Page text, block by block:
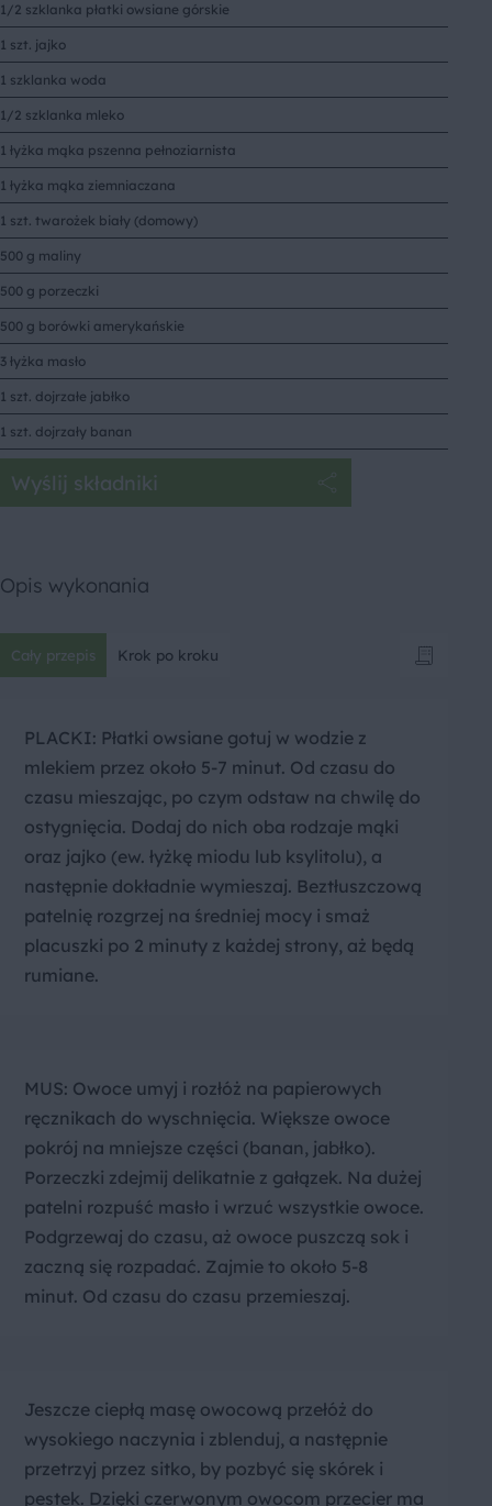
1/2 szklanka płatki owsiane górskie
1 szt. jajko
1 szklanka woda
1/2 szklanka mleko
1 łyżka mąka pszenna pełnoziarnista
1 łyżka mąka ziemniaczana
1 szt. twarożek biały (domowy)
500 g maliny
500 g porzeczki
500 g borówki amerykańskie
3 łyżka masło
1 szt. dojrzałe jabłko
1 szt. dojrzały banan
Wyślij składniki
Opis wykonania
Cały przepis Krok po kroku
PLACKI: Płatki owsiane gotuj w wodzie z
mlekiem przez około 5-7 minut. Od czasu do
czasu mieszając, po czym odstaw na chwilę do
ostygnięcia. Dodaj do nich oba rodzaje mąki
oraz jajko (ew. łyżkę miodu lub ksylitolu), a
następnie dokładnie wymieszaj. Beztłuszczową
patelnię rozgrzej na średniej mocy i smaż
placuszki po 2 minuty z każdej strony, aż będą
rumiane.
MUS: Owoce umyj i rozłóż na papierowych
ręcznikach do wyschnięcia. Większe owoce
pokrój na mniejsze części (banan, jabłko).
Porzeczki zdejmij delikatnie z gałązek. Na dużej
patelni rozpuść masło i wrzuć wszystkie owoce.
Podgrzewaj do czasu, aż owoce puszczą sok i
zaczną się rozpadać. Zajmie to około 5-8
minut. Od czasu do czasu przemieszaj.
Jeszcze ciepłą masę owocową przełóż do
wysokiego naczynia i zblenduj, a następnie
przetrzyj przez sitko, by pozbyć się skórek i
pestek. Dzięki czerwonym owocom przecier ma